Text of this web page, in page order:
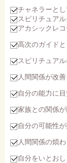
チャネラーと
スピリチュア
アカシックレ
高次のガイド
スピリチュア
人間関係が改
自分の能力に
家族との関係
自分の可能性
人間関係の煩
自分をいとお